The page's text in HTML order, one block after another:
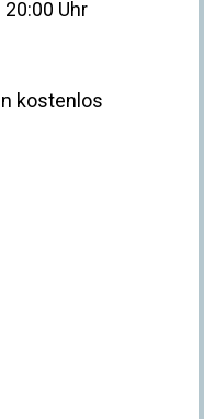
Uhr
kostenlos